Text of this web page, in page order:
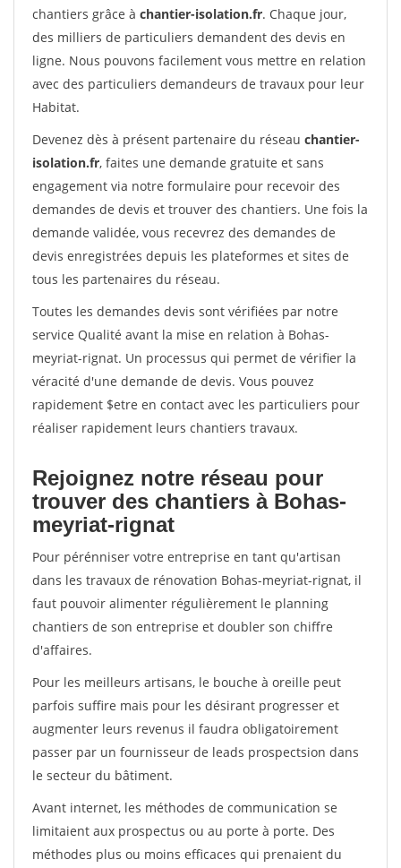
chantiers grâce à chantier-isolation.fr. Chaque jour,
des milliers de particuliers demandent des devis en
ligne. Nous pouvons facilement vous mettre en relation
avec des particuliers demandeurs de travaux pour leur
Habitat.
Devenez dès à présent partenaire du réseau chantier-
isolation.fr, faites une demande gratuite et sans
engagement via notre formulaire pour recevoir des
demandes de devis et trouver des chantiers. Une fois la
demande validée, vous recevrez des demandes de
devis enregistrées depuis les plateformes et sites de
tous les partenaires du réseau.
Toutes les demandes devis sont vérifiées par notre
service Qualité avant la mise en relation à Bohas-
meyriat-rignat. Un processus qui permet de vérifier la
véracité d'une demande de devis. Vous pouvez
rapidement $etre en contact avec les particuliers pour
réaliser rapidement leurs chantiers travaux.
Rejoignez notre réseau pour
trouver des chantiers à Bohas-
meyriat-rignat
Pour pérénniser votre entreprise en tant qu'artisan
dans les travaux de rénovation Bohas-meyriat-rignat, il
faut pouvoir alimenter régulièrement le planning
chantiers de son entreprise et doubler son chiffre
d'affaires.
Pour les meilleurs artisans, le bouche à oreille peut
parfois suffire mais pour les désirant progresser et
augmenter leurs revenus il faudra obligatoirement
passer par un fournisseur de leads prospectsion dans
le secteur du bâtiment.
Avant internet, les méthodes de communication se
limitaient aux prospectus ou au porte à porte. Des
méthodes plus ou moins efficaces qui prenaient du